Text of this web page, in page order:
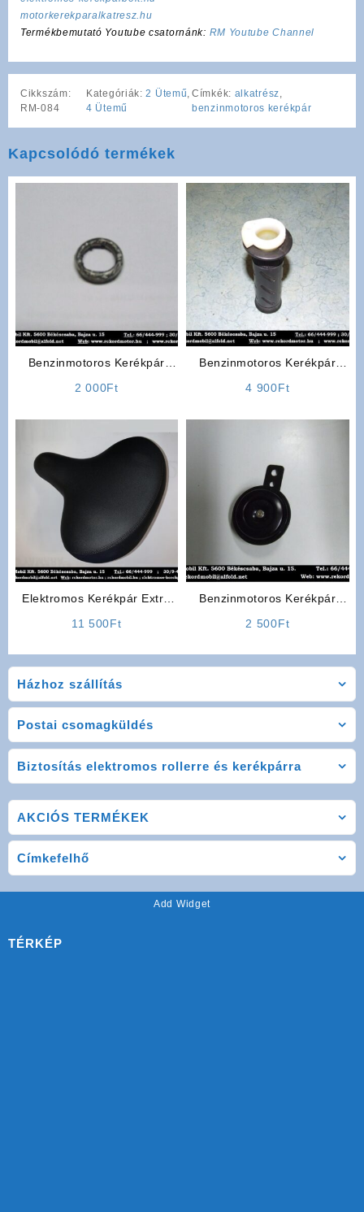
Házhoz szállítás
Postai csomagküldés
Biztosítás elektromos rollerre és kerékpárra
motorkerekparalkatresz.hu
Termékbemutató Youtube csatornánk: RM Youtube Channel
Cikkszám:
RM-084
Kategóriák:2 Ütemű
4 Ütemű
Címkék: alkatrész
benzinmotoros kerékpár
Kapcsolódó termékek
Benzinmotoros Kerékpár
2 000Ft
Benzinmotoros Kerékpár
4 900Ft
Elektromos Kerékpár Extra
11 500Ft
Benzinmotoros Kerékpár
2 500Ft
AKCIÓS TERMÉKEK
Címkefelhő
Add Widget
TÉRKÉP